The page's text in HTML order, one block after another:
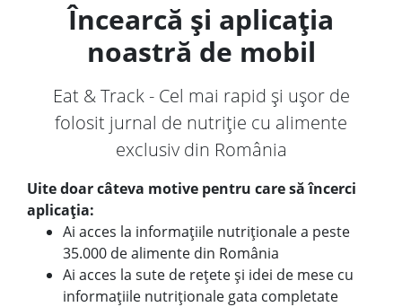
Încearcă și aplicația
noastră de mobil
Eat & Track - Cel mai rapid și ușor de
folosit jurnal de nutriție cu alimente
exclusiv din România
Uite doar câteva motive pentru care să încerci
aplicația:
Ai acces la informațiile nutriționale a peste
35.000 de alimente din România
Ai acces la sute de rețete și idei de mese cu
informațiile nutriționale gata completate